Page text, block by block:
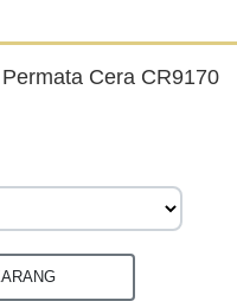
Cera CR9170